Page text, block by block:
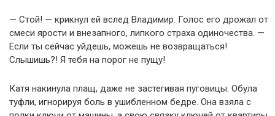
— Стой! — крикнул ей вслед Владимир. Голос его дрожал от
смеси ярости и внезапного, липкого страха одиночества. —
Если ты сейчас уйдешь, можешь не возвращаться!
Слышишь?! Я тебя на порог не пущу!
Катя накинула плащ, даже не застегивая пуговицы. Обула
туфли, игнорируя боль в ушибленном бедре. Она взяла с